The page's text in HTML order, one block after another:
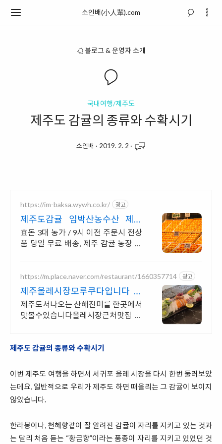
소인배(小人輩).com
블로그 & 운영자 소개
국내여행/제주도
제주도 감귤의 종류와 수확시기
소인배 · 2019. 2. 2 ·
https://im-baksa.wywh.co.kr/ 광고
제주도감귤 임박산농수산 제주
은갈지, 옥돔 판매
효돈 3대 농가 / 9시 이전 주문시 전상
품 당일 무료 배송, 제주 감귤 농장 직
https://m.place.naver.com/restaurant/1660357714 광고
제주올레시장모루쿠다입니다 서
귀포산해진미를맛볼수있는곳
제주도서나오는 산해진미를 한곳에서
맛볼수있습니다올레시장근처맛집 제
제주도 감귤의 종류와 수확시기
이번 제주도 여행을 하면서 서귀포 올레 시장을 다시 한번 둘러보았
는데요. 일반적으로 우리가 제주도 하면 떠올리는 그 감귤이 보이지
않았습니다.
한라봉이나, 천혜향같이 잘 알려진 감귤이 자리를 지키고 있는 것과
는 달리 처음 듣는 “황금향”이라는 품종이 자리를 지키고 있었던 것